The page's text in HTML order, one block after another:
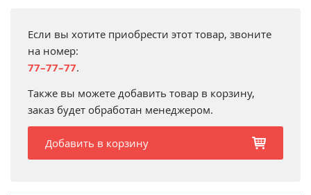
Если вы хотите приобрести этот товар, звоните
на номер:
77–77–77.
Также вы можете добавить товар в корзину,
заказ будет обработан менеджером.
Добавить в корзину b